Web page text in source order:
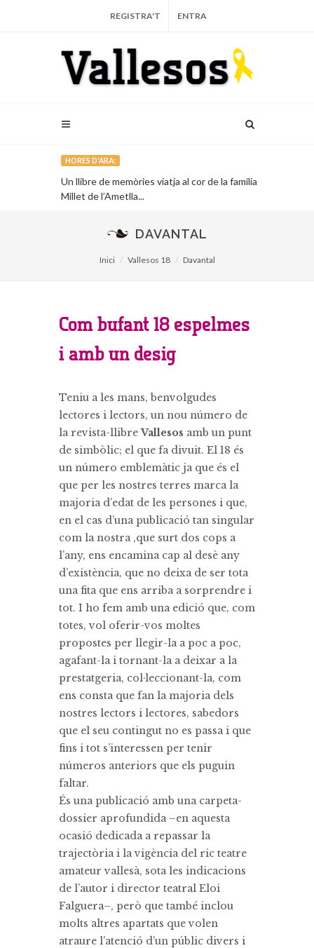
REGISTRA'T ENTRA
HORES D'ARA:
Un llibre de memòries viatja al cor de la família
Millet de l’Ametlla...
DAVANTAL
Inici Vallesos 18 Davantal
Com bufant 18 espelmes
i amb un desig
Teniu a les mans, benvolgudes
lectores i lectors, un nou número de
la revista-llibreVallesos amb un punt
de simbòlic; el que fa divuit. El 18 és
un número emblemàtic ja que és el
que per les nostres terres marca la
majoria d’edat de les persones i que,
en el cas d’una publicació tan singular
com la nostra ,que surt dos cops a
l’any, ens encamina cap al desè any
d’existència, que no deixa de ser tota
una fita que ens arriba a sorprendre i
tot. I ho fem amb una edició que, com
totes, vol oferir-vos moltes
propostes per llegir-la a poc a poc,
agafant-la i tornant-la a deixar a la
prestatgeria, col·leccionant-la, com
ens consta que fan la majoria dels
nostres lectors i lectores, sabedors
que el seu contingut no es passa i que
fins i tot s’interessen per tenir
números anteriors que els puguin
faltar.
És una publicació amb una carpeta-
dossier aprofundida –en aquesta
ocasió dedicada a repassar la
trajectòria i la vigència del ric teatre
amateur vallesà, sota les indicacions
de l’autor i director teatral Eloi
Falguera–, però que també inclou
molts altres apartats que volen
atraure l’atenció d’un públic divers i